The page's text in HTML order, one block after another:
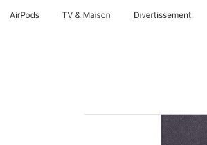
AirPods TV & Maison Divertissements